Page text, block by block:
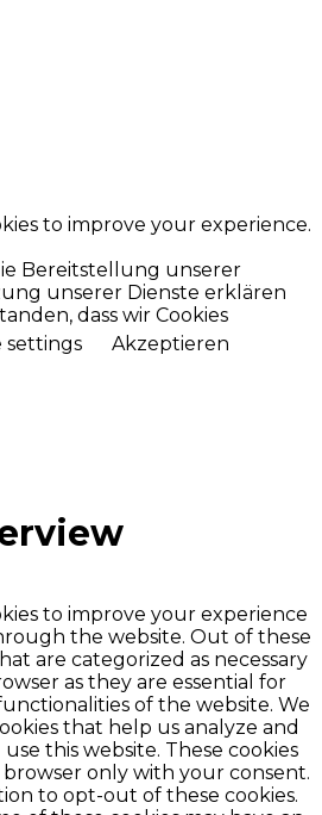
to improve your experience.
Bereitstellung unserer
unserer Dienste erklären
dass wir Cookies
settings Akzeptieren
to improve your experience
the website. Out of these
are categorized as necessary
as they are essential for
of the website. We
that help us analyze and
this website. These cookies
only with your consent.
to opt-out of these cookies.